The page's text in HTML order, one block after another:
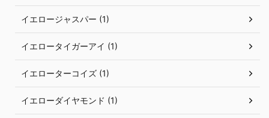
イエロージャスパー (1)
イエロータイガーアイ (1)
イエローターコイズ (1)
イエローダイヤモンド (1)